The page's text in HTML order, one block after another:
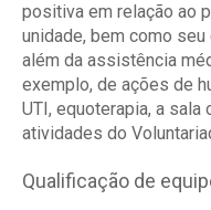
positiva em relação ao
unidade, bem como
além da assistência
exemplo, de ações de
UTI, equoterapia, a
atividades do
Qualificação de